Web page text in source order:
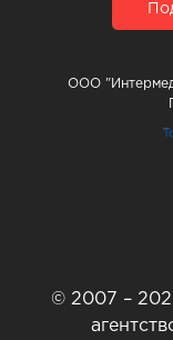
ООО
© 2007 –